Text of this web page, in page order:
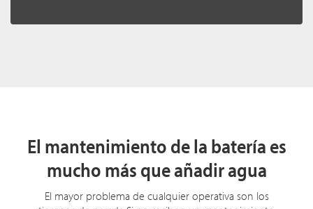
El mantenimiento de la batería es
mucho más que añadir agua
El mayor problema de cualquier operativa son los